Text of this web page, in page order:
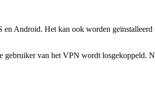
Android. Het kan ook worden geïnstalleerd
gebruiker van het VPN wordt losgekoppeld.